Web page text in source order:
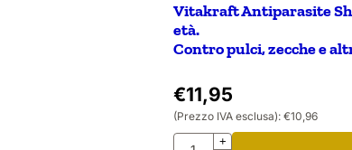
Vitakraft Antiparasite
età.
Contro pulci, zecche e
€11,95
(Prezzo IVA esclusa): €10,96
Quantità+